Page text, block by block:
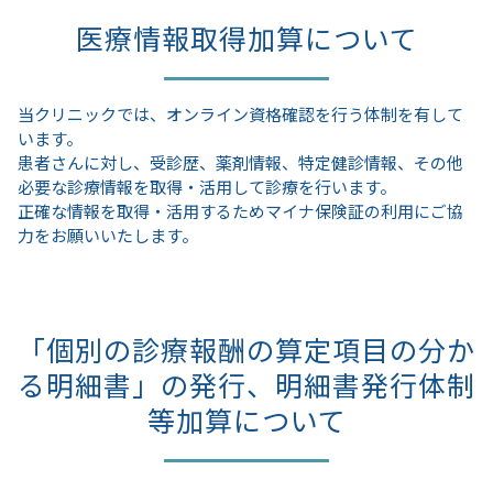
医療情報取得加算について
当クリニックでは、オンライン資格確認を行う体制を有して
います。
患者さんに対し、受診歴、薬剤情報、特定健診情報、その他
必要な診療情報を取得・活用して診療を行います。
正確な情報を取得・活用するためマイナ保険証の利用にご協
力をお願いいたします。
「個別の診療報酬の算定項目の分か
る明細書」の発行、明細書発行体制
等加算について